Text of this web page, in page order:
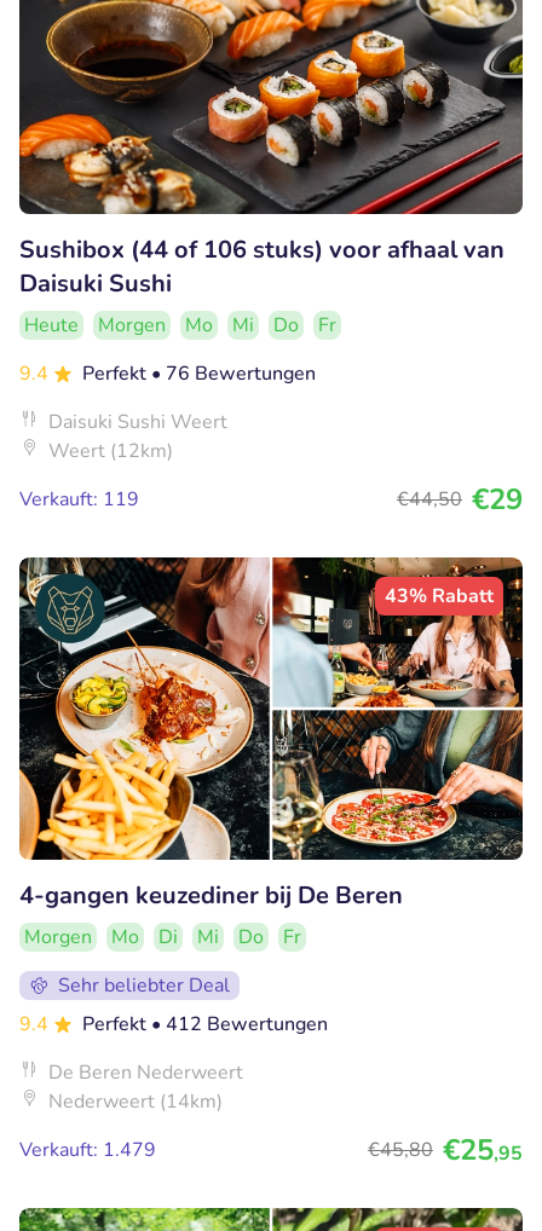
Sushibox (44 of 106 stuks) voor afhaal van
Daisuki Sushi
Heute Morgen Mo Mi Do
Fr
9.4
Perfekt • 76 Bewertungen
Daisuki Sushi Weert
Weert (12km)
Verkauft: 119
€44,50 €29
43% Rabatt
4-gangen keuzediner bij De Beren
Morgen Mo Di Mi Do
Fr
Sehr beliebter Deal
9.4
Perfekt • 412 Bewertungen
De Beren Nederweert
Nederweert (14km)
Verkauft: 1.479
€45,80 €25,95